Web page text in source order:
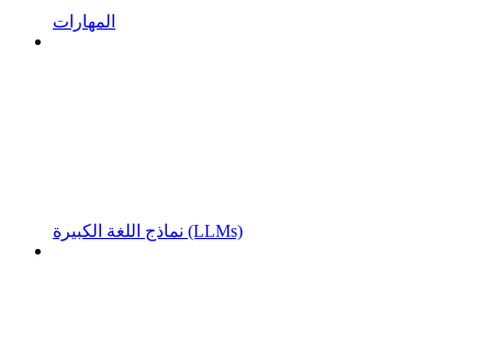
المهارات
نماذج اللغة الكبيرة (LLMs)